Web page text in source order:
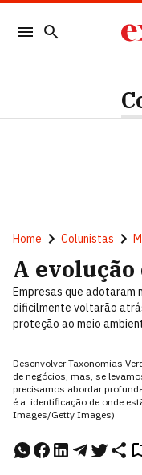
Home Colunistas
A evolução
Empresas que adotaram
dificilmente voltarão
proteção ao meio
Desenvolver Taxonomias
de negócios, mas, se
precisamos abordar
é a identificação de onde
Images/Getty Images)